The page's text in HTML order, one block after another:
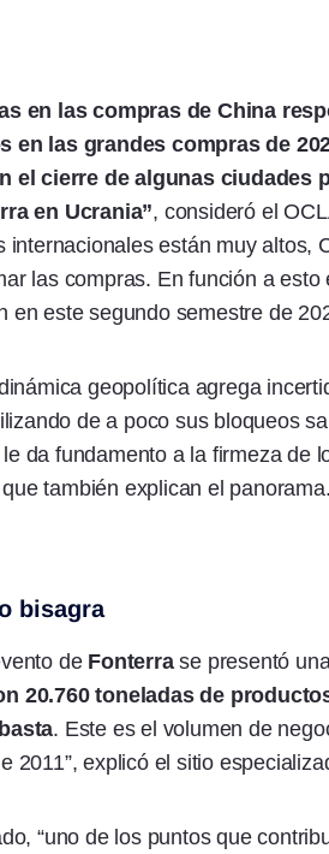
en las compras de China
en las grandes compras de
el cierre de algunas ciudades
en Ucrania”, consideró el
internacionales están muy altos,
las compras. En función a
en este segundo semestre de
geopolítica agrega
de a poco sus bloqueos
da fundamento a la firmeza de
también explican el panorama.
bisagra
de Fonterrase presentó
20.760 toneladas de
. Este es el volumen de
2011”, explicó el sitio
“uno de los puntos que